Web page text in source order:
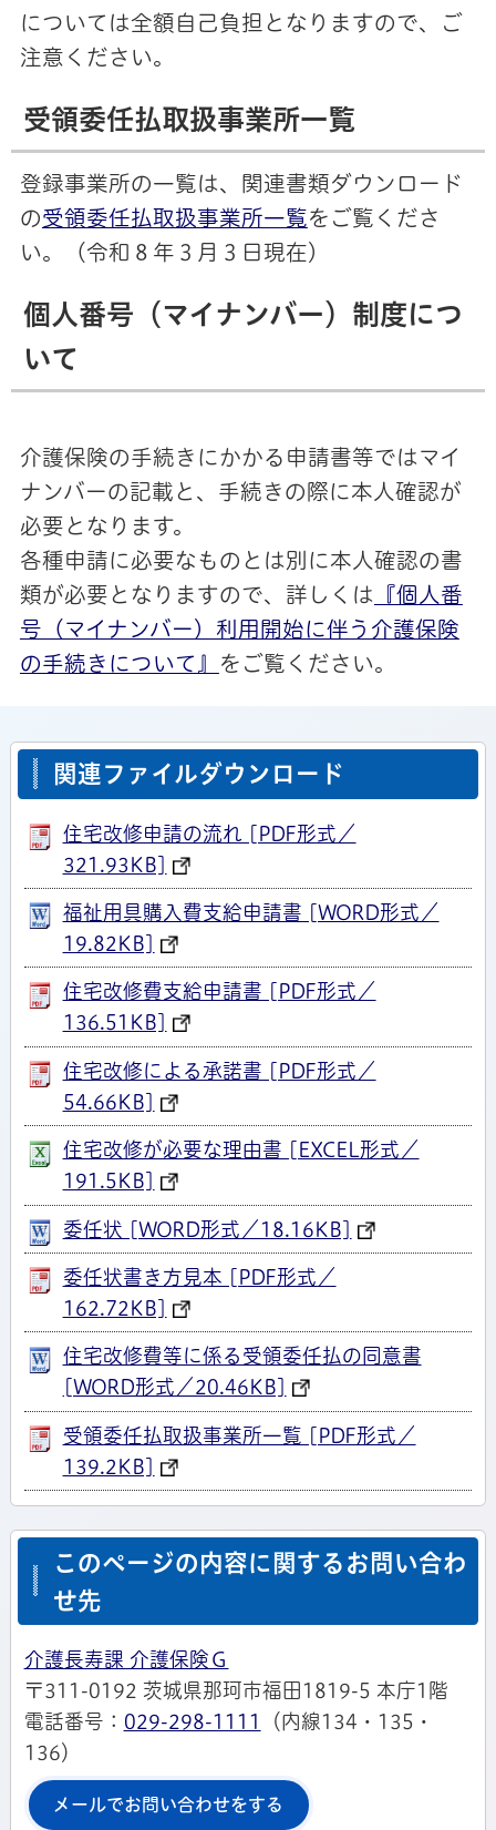
については全額自己負担となりますので、ご
注意ください。
受領委任払取扱事業所一覧
登録事業所の一覧は、関連書類ダウンロード
の受領委任払取扱事業所一覧をご覧くださ
い。（令和８年３月３日現在）
個人番号（マイナンバー）制度につ
いて
介護保険の手続きにかかる申請書等ではマイ
ナンバーの記載と、手続きの際に本人確認が
必要となります。
各種申請に必要なものとは別に本人確認の書
類が必要となりますので、詳しくは
『個人番
号（マイナンバー）利用開始に伴う介護保険
の手続きについて』
をご覧ください。
関連ファイルダウンロード
住宅改修申請の流れ [PDF形式／
321.93KB]
福祉用具購入費支給申請書 [WORD形式／
19.82KB]
住宅改修費支給申請書 [PDF形式／
136.51KB]
住宅改修による承諾書 [PDF形式／
54.66KB]
住宅改修が必要な理由書 [EXCEL形式／
191.5KB]
委任状 [WORD形式／18.16KB]
委任状書き方見本 [PDF形式／
162.72KB]
住宅改修費等に係る受領委任払の同意書
[WORD形式／20.46KB]
受領委任払取扱事業所一覧 [PDF形式／
139.2KB]
このページの内容に関するお問い合わ
せ先
介護長寿課 介護保険Ｇ
〒311-0192 茨城県那珂市福田1819-5 本庁1階
電話番号： 029-298-1111
（内線134・135・
136）
メールでお問い合わせをする